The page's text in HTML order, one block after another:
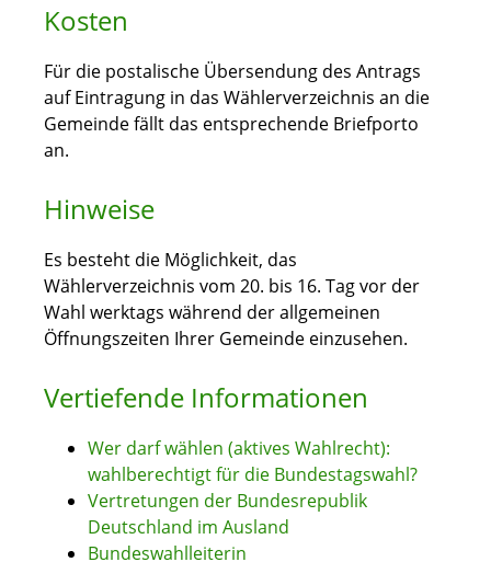
Kosten
Für die postalische Übersendung des Antrags
auf Eintragung in das Wählerverzeichnis an die
Gemeinde fällt das entsprechende Briefporto
an.
Hinweise
Es besteht die Möglichkeit, das
Wählerverzeichnis vom 20. bis 16. Tag vor der
Wahl werktags während der allgemeinen
Öffnungszeiten Ihrer Gemeinde einzusehen.
Vertiefende Informationen
Wer darf wählen (aktives Wahlrecht):
wahlberechtigt für die Bundestagswahl?
Vertretungen der Bundesrepublik
Deutschland im Ausland
Bundeswahlleiterin